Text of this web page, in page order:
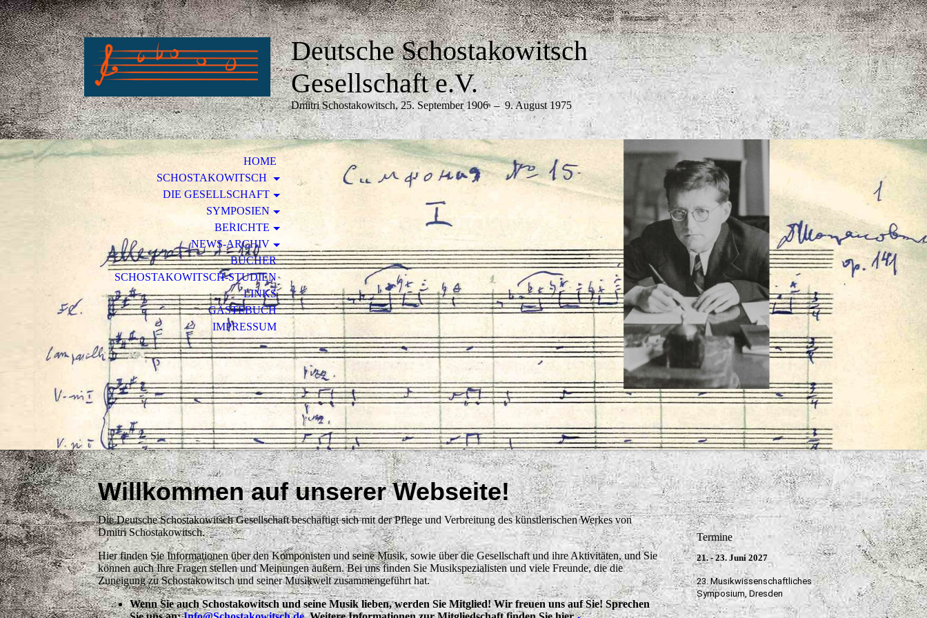
Deutsche Schostakowitsch
Gesellschaft e.V.
Dmitri Schostakowitsch, 25. September 1906 ─9. August 1975
HOME
SCHOSTAKOWITSCH
DIE GESELLSCHAFT
SYMPOSIEN
BERICHTE
NEWS-ARCHIV
BÜCHER
SCHOSTAKOWITSCH-STUDIEN
LINKS
GÄSTEBUCH
IMPRESSUM
Willkommen auf unserer Webseite!
Die Deutsche Schostakowitsch Gesellschaft beschäftigt sich mit der Pflege und Verbreitung des künstlerischen Werkes von
Dmitri Schostakowitsch.
Hier finden Sie Informationen über den Komponisten und seine Musik, sowie über die Gesellschaft und ihre Aktivitäten, und Sie
können auch Ihre Fragen stellen und Meinungen äußern. Bei uns finden Sie Musikspezialisten und viele Freunde, die die
Zuneigung zu Schostakowitsch und seiner Musikwelt zusammengeführt hat.
Wenn Sie auch Schostakowitsch und seine Musik lieben, werden Sie Mitglied! Wir freuen uns auf Sie! Sprechen
Termine
21. - 23. Juni 2027
23. Musikwissenschaftliches
Symposium, Dresden